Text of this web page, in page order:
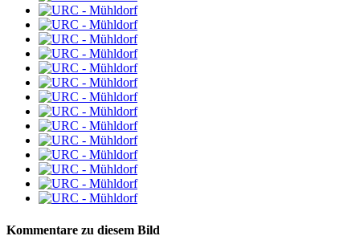
Kommentare zu diesem Bild